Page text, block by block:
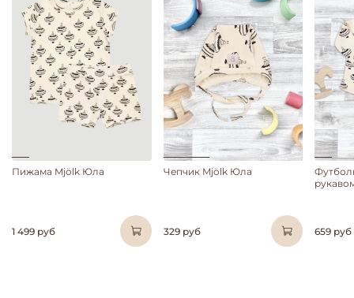
Пижама Mjölk Юла
1 499 руб
Чепчик Mjölk Юла
329 руб 659 руб